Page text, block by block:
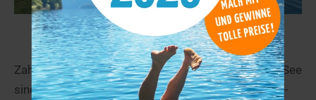
Ferienwohnungen in Seenähe
Zahlreiche Ferienwohnungen und Ferienhäuser am See
sind eine günstige Alternative für den nächsten See-